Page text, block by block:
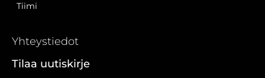
Tiimi
Yhteystiedot
Tilaa uutiskirje